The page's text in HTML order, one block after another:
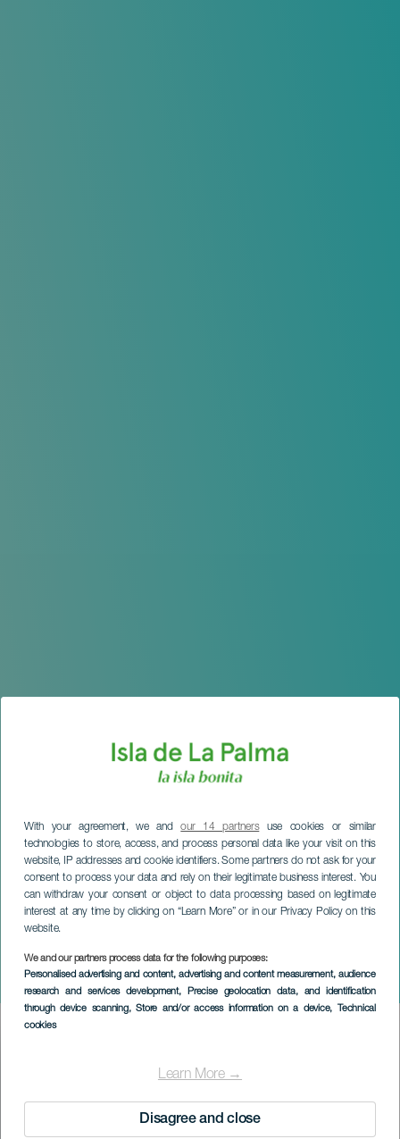
With your agreement, we andour 14 partnersuse cookies or similar
technologies to store, access, and process personal data like your visit on this
website, IP addresses and cookie identifiers. Some partners do not ask for your
consent to process your data and rely on their legitimate business interest. You
can withdraw your consent or object to data processing based on legitimate
interest at any time by clicking on “Learn More” or in our Privacy Policy on this
website.
We and our partners process data for the following purposes:
Personalised advertising and content, advertising and content measurement, audience
research and services development, Precise geolocation data, and identification
through device scanning, Store and/or access information on a device, Technical
cookies
Learn More →
Disagree and close
Santiago Auserón in
concert
Imagen